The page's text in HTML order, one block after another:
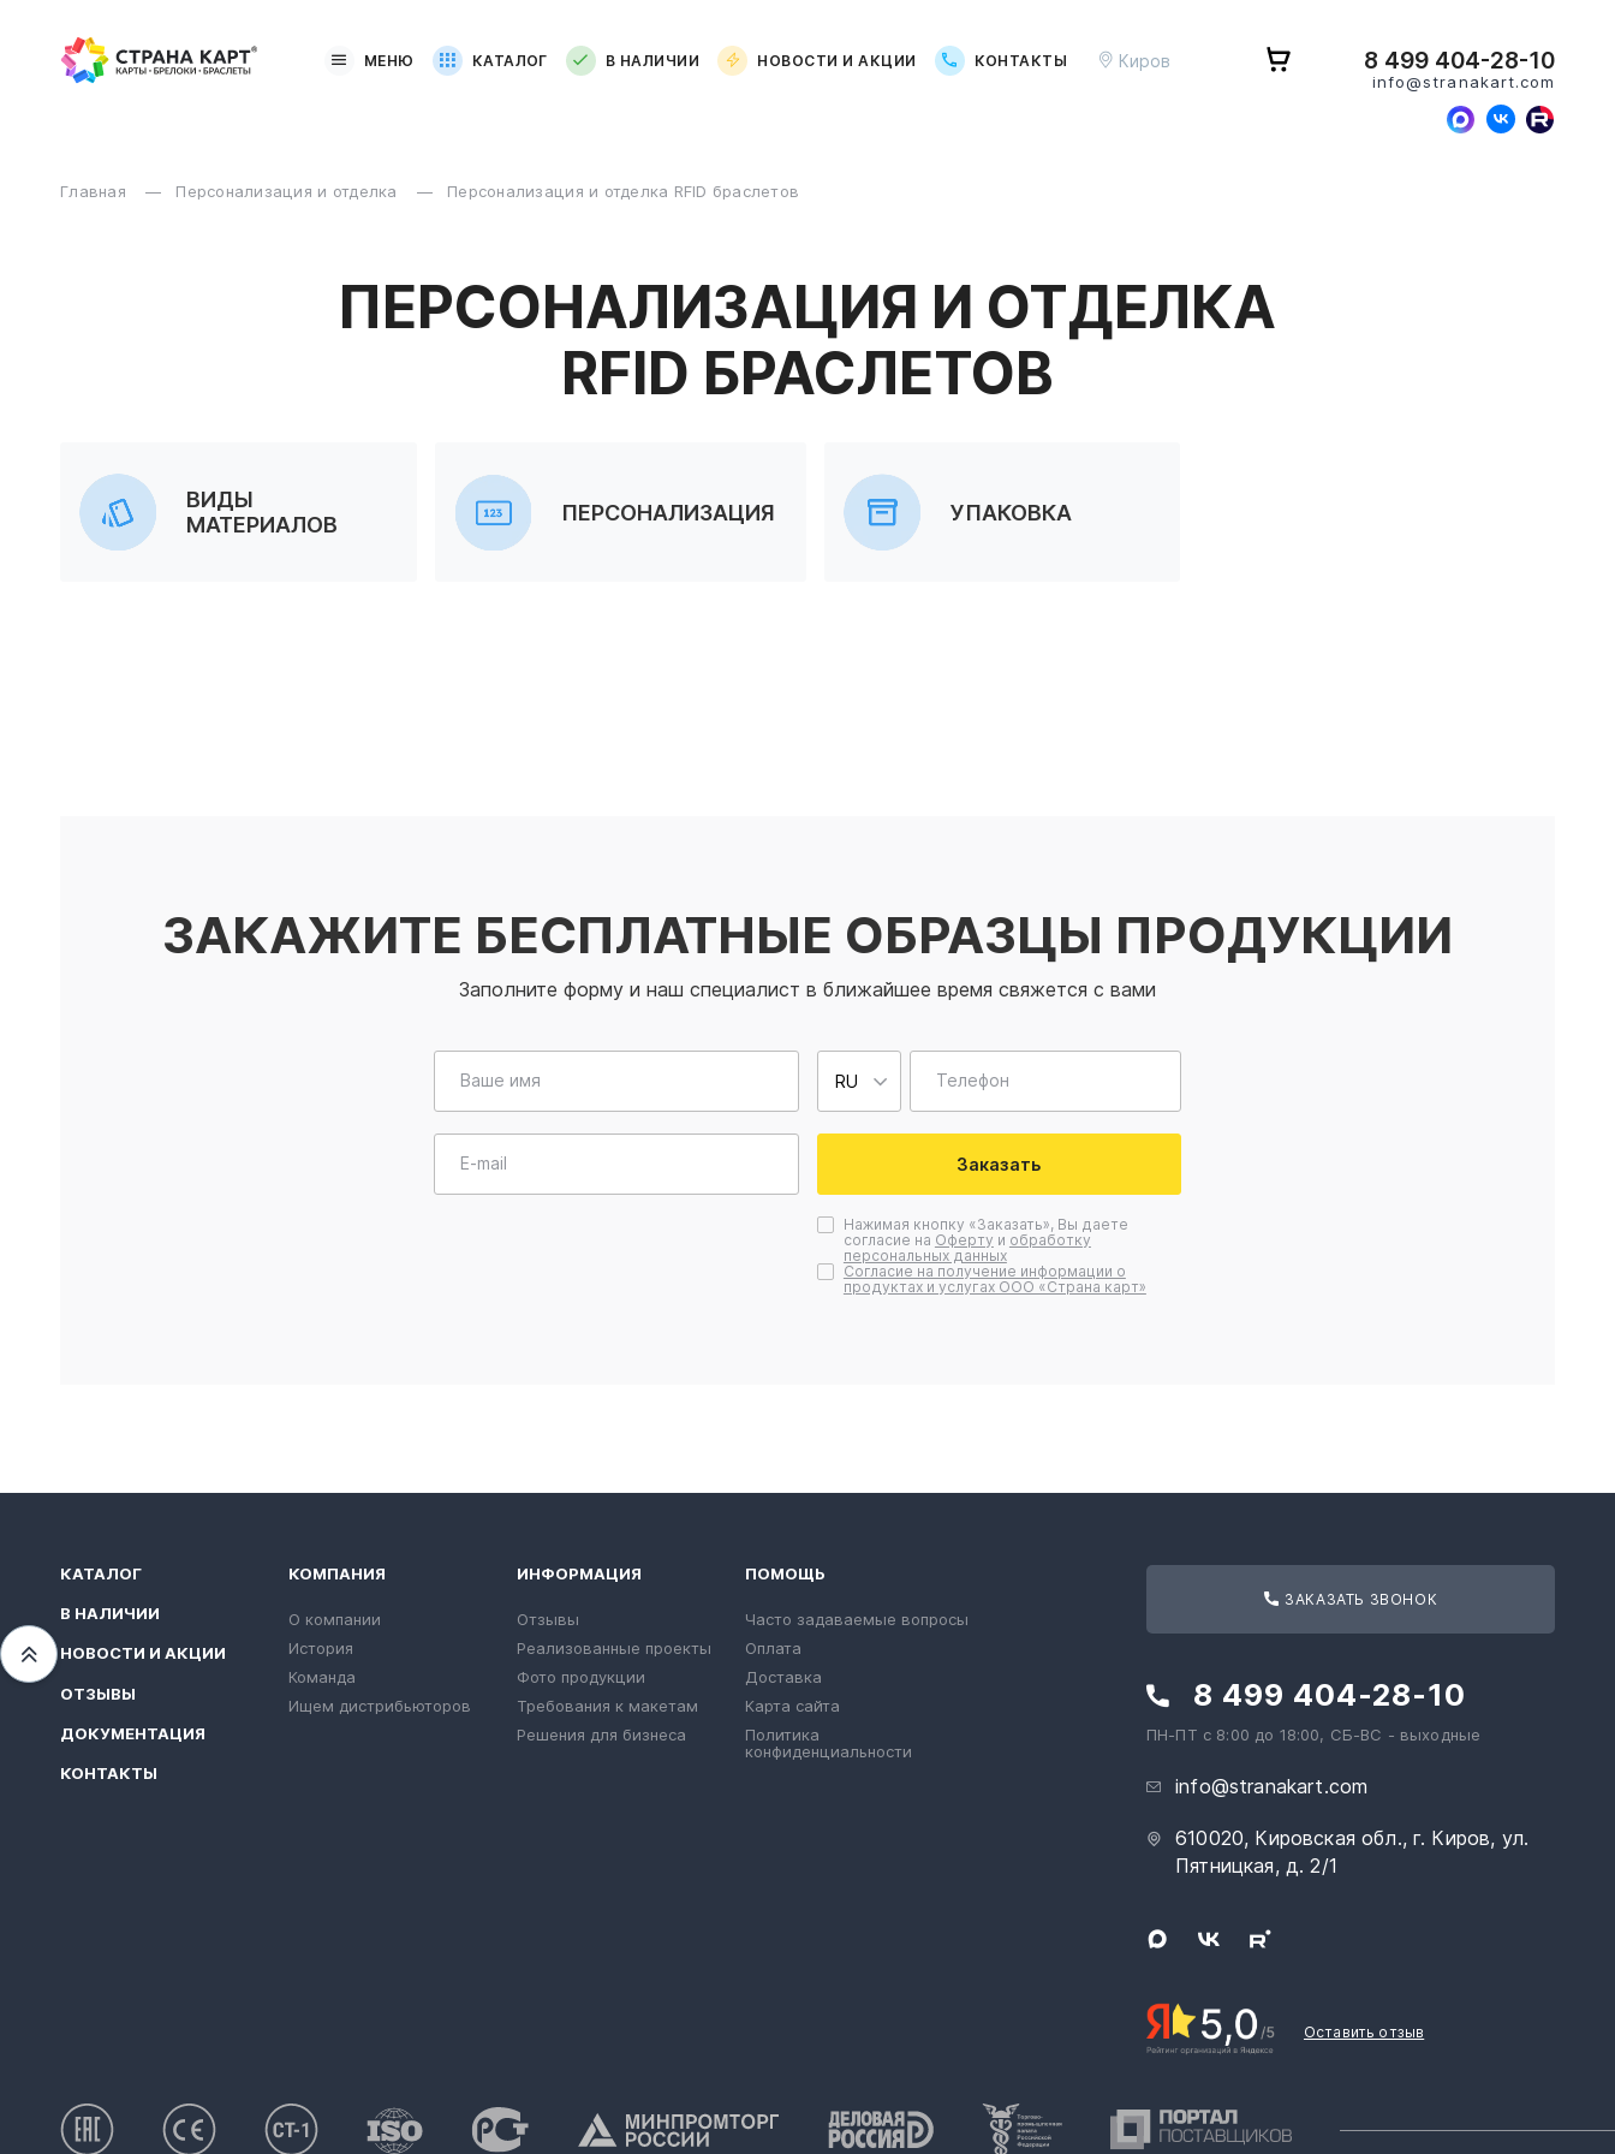
МЕНЮ КАТАЛОГ В НАЛИЧИИ НОВОСТИ И АКЦИИ КОНТАКТЫ Киров 8 499 404-28-10
info@stranakart.com
Главная Персонализация и отделка Персонализация и отделка RFID браслетов
ПЕРСОНАЛИЗАЦИЯ И ОТДЕЛКА
RFID БРАСЛЕТОВ
ВИДЫ
МАТЕРИАЛОВ
ПЕРСОНАЛИЗАЦИЯ УПАКОВКА
ЗАКАЖИТЕ БЕСПЛАТНЫЕ ОБРАЗЦЫ ПРОДУКЦИИ
Заполните форму и наш специалист в ближайшее время свяжется с вами
Ваше имя Телефон
E-mail Заказать
Нажимая кнопку «Заказать», Вы даете
согласие на Оферту и обработку
персональных данных
Согласие на получение информации о
продуктах и услугах ООО «Страна карт»
Переместиться вверх
КАТАЛОГ
В НАЛИЧИИ
НОВОСТИ И АКЦИИ
ОТЗЫВЫ
ДОКУМЕНТАЦИЯ
КОНТАКТЫ
КОМПАНИЯ
О компании
История
Команда
Ищем дистрибьюторов
ИНФОРМАЦИЯ
Отзывы
Реализованные проекты
Фото продукции
Требования к макетам
Решения для бизнеса
ПОМОЩЬ
Часто задаваемые вопросы
Оплата
Доставка
Карта сайта
Политика
конфиденциальности
ЗАКАЗАТЬ ЗВОНОК
8 499 404-28-10
ПН-ПТ с 8:00 до 18:00, СБ-ВС - выходные
info@stranakart.com
610020, Кировская обл., г. Киров, ул.
Пятницкая, д. 2/1
Оставить отзыв